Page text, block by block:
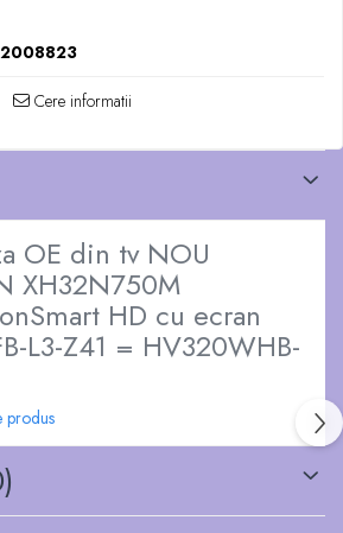
Cere informatii
OE din tv NOU
XH32N750M
HD cu ecran
L3-Z41 = HV320WHB-
produs